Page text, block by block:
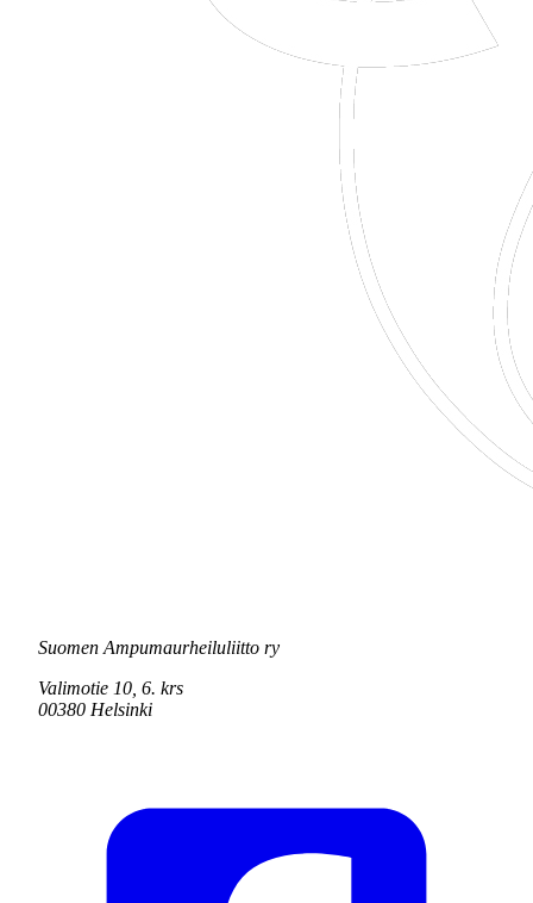
Suomen Ampumaurheiluliitto ry
Valimotie 10, 6. krs
00380 Helsinki